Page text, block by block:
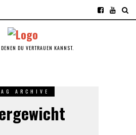
DU VERTRAUEN KANNST.
ARCHIVE